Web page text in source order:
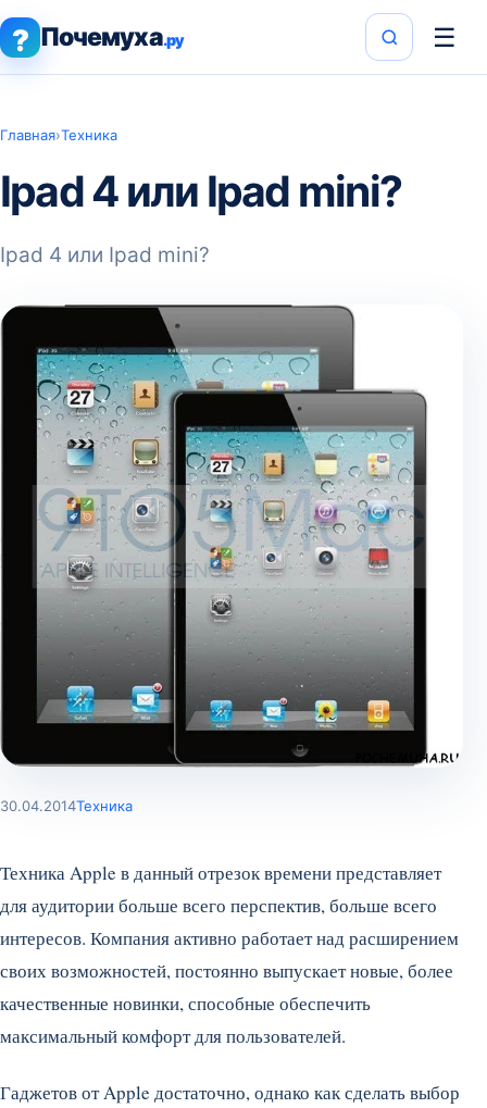
? Почемуха.ру ☰
Главная›Техника
Ipad 4 или Ipad mini?
Ipad 4 или Ipad mini?
30.04.2014Техника
Техника Apple в данный отрезок времени представляет
для аудитории больше всего перспектив, больше всего
интересов. Компания активно работает над расширением
своих возможностей, постоянно выпускает новые, более
качественные новинки, способные обеспечить
максимальный комфорт для пользователей.
Гаджетов от Apple достаточно, однако как сделать выбор